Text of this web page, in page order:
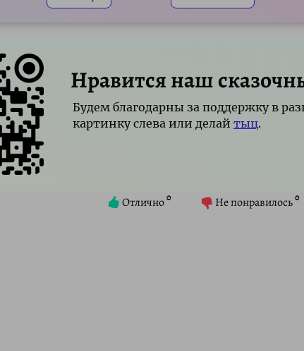
Нравится наш
Будем благодарны за поддержку в
картинку слева или делай тыц.
Отлично0 Не понравилось0